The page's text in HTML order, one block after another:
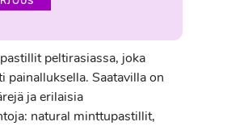
peltirasiassa, joka
painalluksella. Saatavilla on
ja erilaisia
natural minttupastillit,